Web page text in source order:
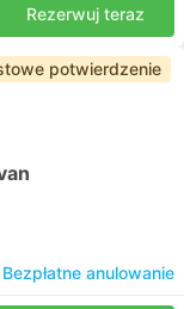
Rezerwuj teraz
potwierdzenie
Bezpłatne anulowanie